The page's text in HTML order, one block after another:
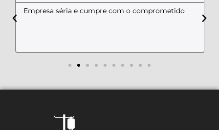
Empresa séria e cumpre com o comprometido